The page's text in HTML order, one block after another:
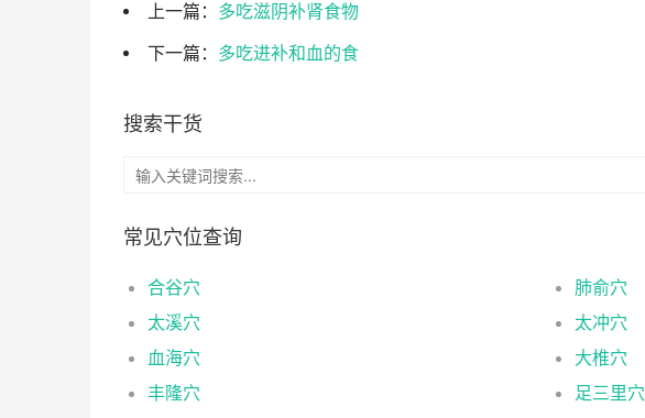
上一篇： 多吃滋阴补肾食物
下一篇： 多吃进补和血的食
搜索干货
常见穴位查询
合谷穴
肺俞穴
太溪穴
太冲穴
血海穴
大椎穴
丰隆穴
足三里穴